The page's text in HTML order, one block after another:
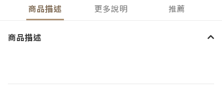
商品描述 更多說明 推薦
商品描述